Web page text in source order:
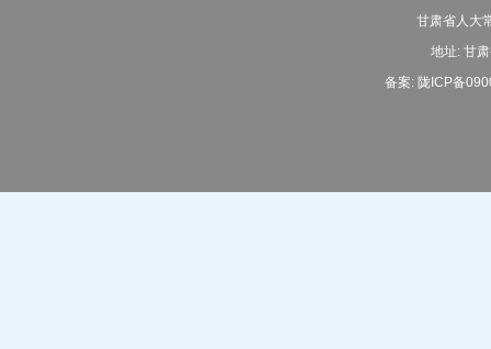
甘肃省人大
地址: 甘
备案: 陇ICP备